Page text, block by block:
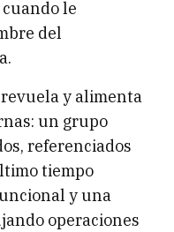
le
del
y alimenta
un grupo
referenciados
tiempo
y una
operaciones